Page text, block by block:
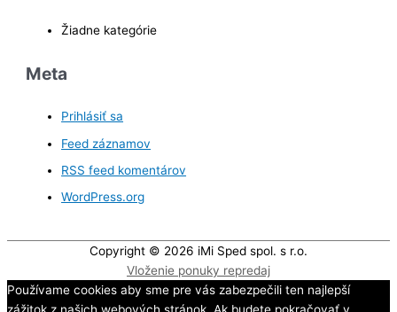
Žiadne kategórie
Meta
Prihlásiť sa
Feed záznamov
RSS feed komentárov
WordPress.org
Copyright © 2026 iMi Sped spol. s r.o.
Vloženie ponuky repredaj
Používame cookies aby sme pre vás zabezpečili ten najlepší
zážitok z našich webových stránok. Ak budete pokračovať v